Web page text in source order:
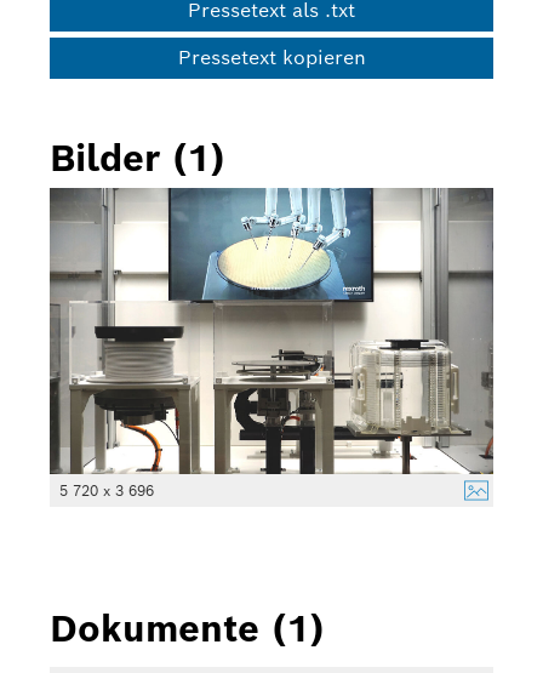
Pressetext als .txt
Pressetext kopieren
Bilder (1)
5 720 x 3 696
Dokumente (1)